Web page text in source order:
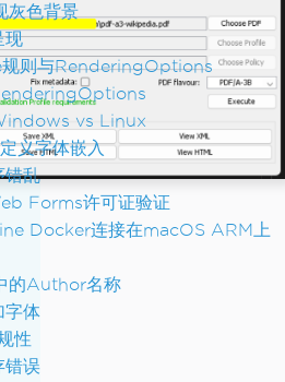
灰色背景
现
则与RenderingOptions
vs Linux
义字体嵌入
错乱
Forms许可证验证
Docker连接在macOS ARM上
的Author名称
字体
性
错误